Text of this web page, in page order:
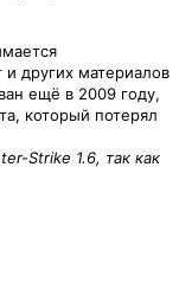
других материалов
ещё в 2009 году,
который потерял
Strike 1.6, так как